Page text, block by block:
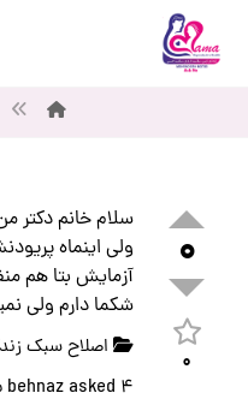
۰
۰
سلام خانم دکتر
ولی اینماه
آزمایش بتا هم
شکما دارم ولی
اصلاح سبک